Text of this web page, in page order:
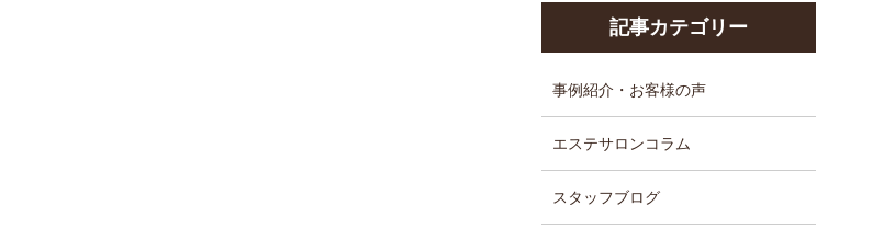
記事カテゴリー
事例紹介・お客様の声
エステサロンコラム
スタッフブログ